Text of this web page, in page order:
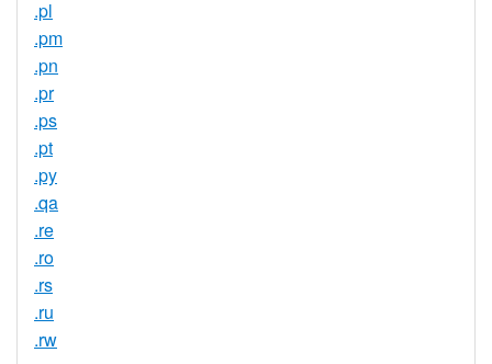
.pl
.pm
.pn
.pr
.ps
.pt
.py
.qa
.re
.ro
.rs
.ru
.rw